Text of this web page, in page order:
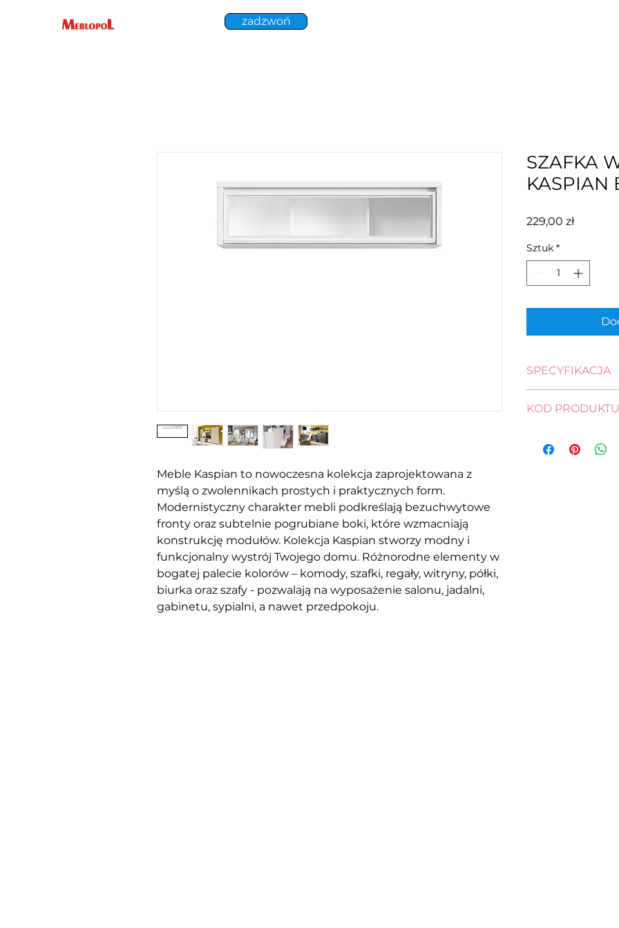
zadzwoń
Meble Kaspian to nowoczesna kolekcja zaprojektowana z
myślą o zwolennikach prostych i praktycznych form.
Modernistyczny charakter mebli podkreślają bezuchwytowe
fronty oraz subtelnie pogrubiane boki, które wzmacniają
konstrukcję modułów. Kolekcja Kaspian stworzy modny i
funkcjonalny wystrój Twojego domu. Różnorodne elementy w
bogatej palecie kolorów – komody, szafki, regały, witryny, półki,
biurka oraz szafy - pozwalają na wyposażenie salonu, jadalni,
gabinetu, sypialni, a nawet przedpokoju.
SZAFKA
KASPIAN
229,00 złCena
Sztuk *
SPECYFIKACJA
szerokość: 143,5 cm
KOD PRODUKTU
SFW/140